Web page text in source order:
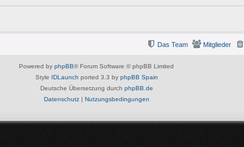
Mitglieder
Das Team
Powered by phpBB® Forum Software © phpBB Limited
Style IDLaunch ported 3.3 by phpBB Spain
Deutsche Übersetzung durch phpBB.de
Datenschutz| Nutzungsbedingungen